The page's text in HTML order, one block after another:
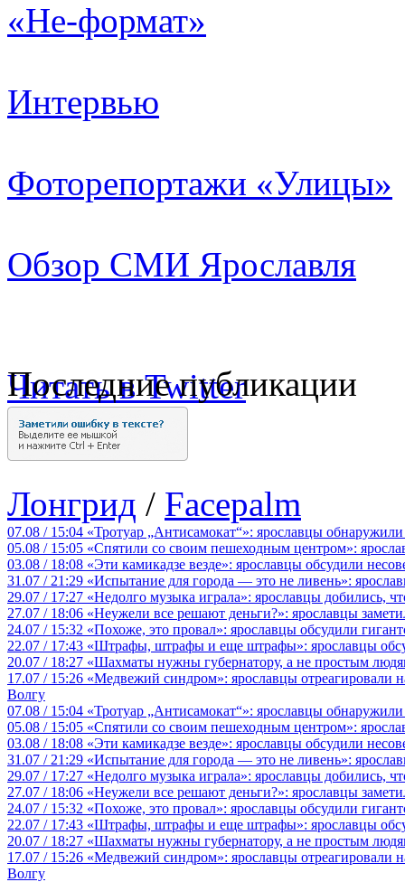
«Не-формат»
Интервью
Фоторепортажи «Улицы»
Обзор СМИ Ярославля
Последние публикации
Читать в Twitter
Лонгрид / Facepalm
07.08 / 15:04 «Тротуар „Антисамокат“»: ярославцы
05.08 / 15:05 «Спятили со своим пешеходным центром»:
03.08 / 18:08 «Эти камикадзе везде»: ярославцы обсудили
31.07 / 21:29 «Испытание для города — это не ливень»:
29.07 / 17:27 «Недолго музыка играла»: ярославцы добились,
27.07 / 18:06 «Неужели все решают деньги?»: ярославцы
24.07 / 15:32 «Похоже, это провал»: ярославцы обсудили
22.07 / 17:43 «Штрафы, штрафы и еще штрафы»: ярославцы
20.07 / 18:27 «Шахматы нужны губернатору, а не простым
17.07 / 15:26 «Медвежий синдром»: ярославцы отреагировали
Волгу
07.08 / 15:04 «Тротуар „Антисамокат“»: ярославцы
05.08 / 15:05 «Спятили со своим пешеходным центром»:
03.08 / 18:08 «Эти камикадзе везде»: ярославцы обсудили
31.07 / 21:29 «Испытание для города — это не ливень»:
29.07 / 17:27 «Недолго музыка играла»: ярославцы добились,
27.07 / 18:06 «Неужели все решают деньги?»: ярославцы
24.07 / 15:32 «Похоже, это провал»: ярославцы обсудили
22.07 / 17:43 «Штрафы, штрафы и еще штрафы»: ярославцы
20.07 / 18:27 «Шахматы нужны губернатору, а не простым
17.07 / 15:26 «Медвежий синдром»: ярославцы отреагировали
Волгу